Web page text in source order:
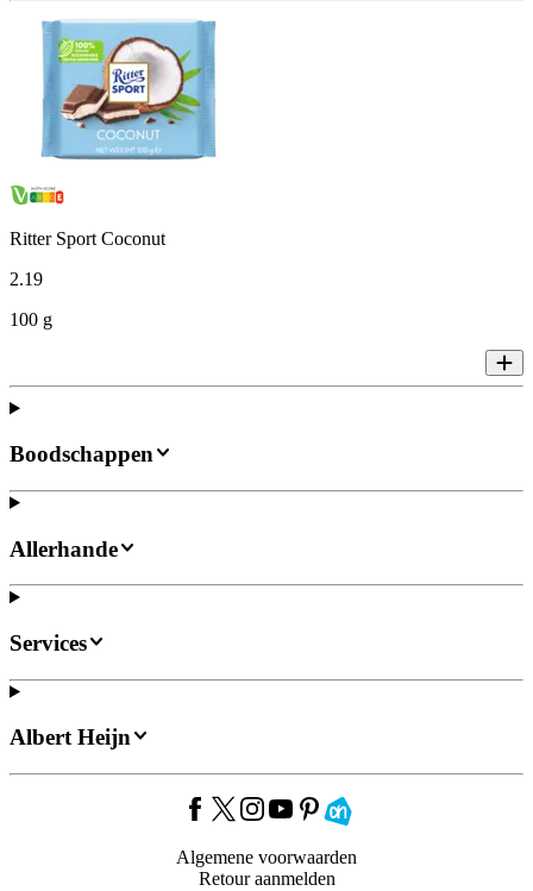
Ritter Sport Coconut
2.19
100 g
Boodschappen
Allerhande
Services
Albert Heijn
Algemene voorwaarden
Retour aanmelden